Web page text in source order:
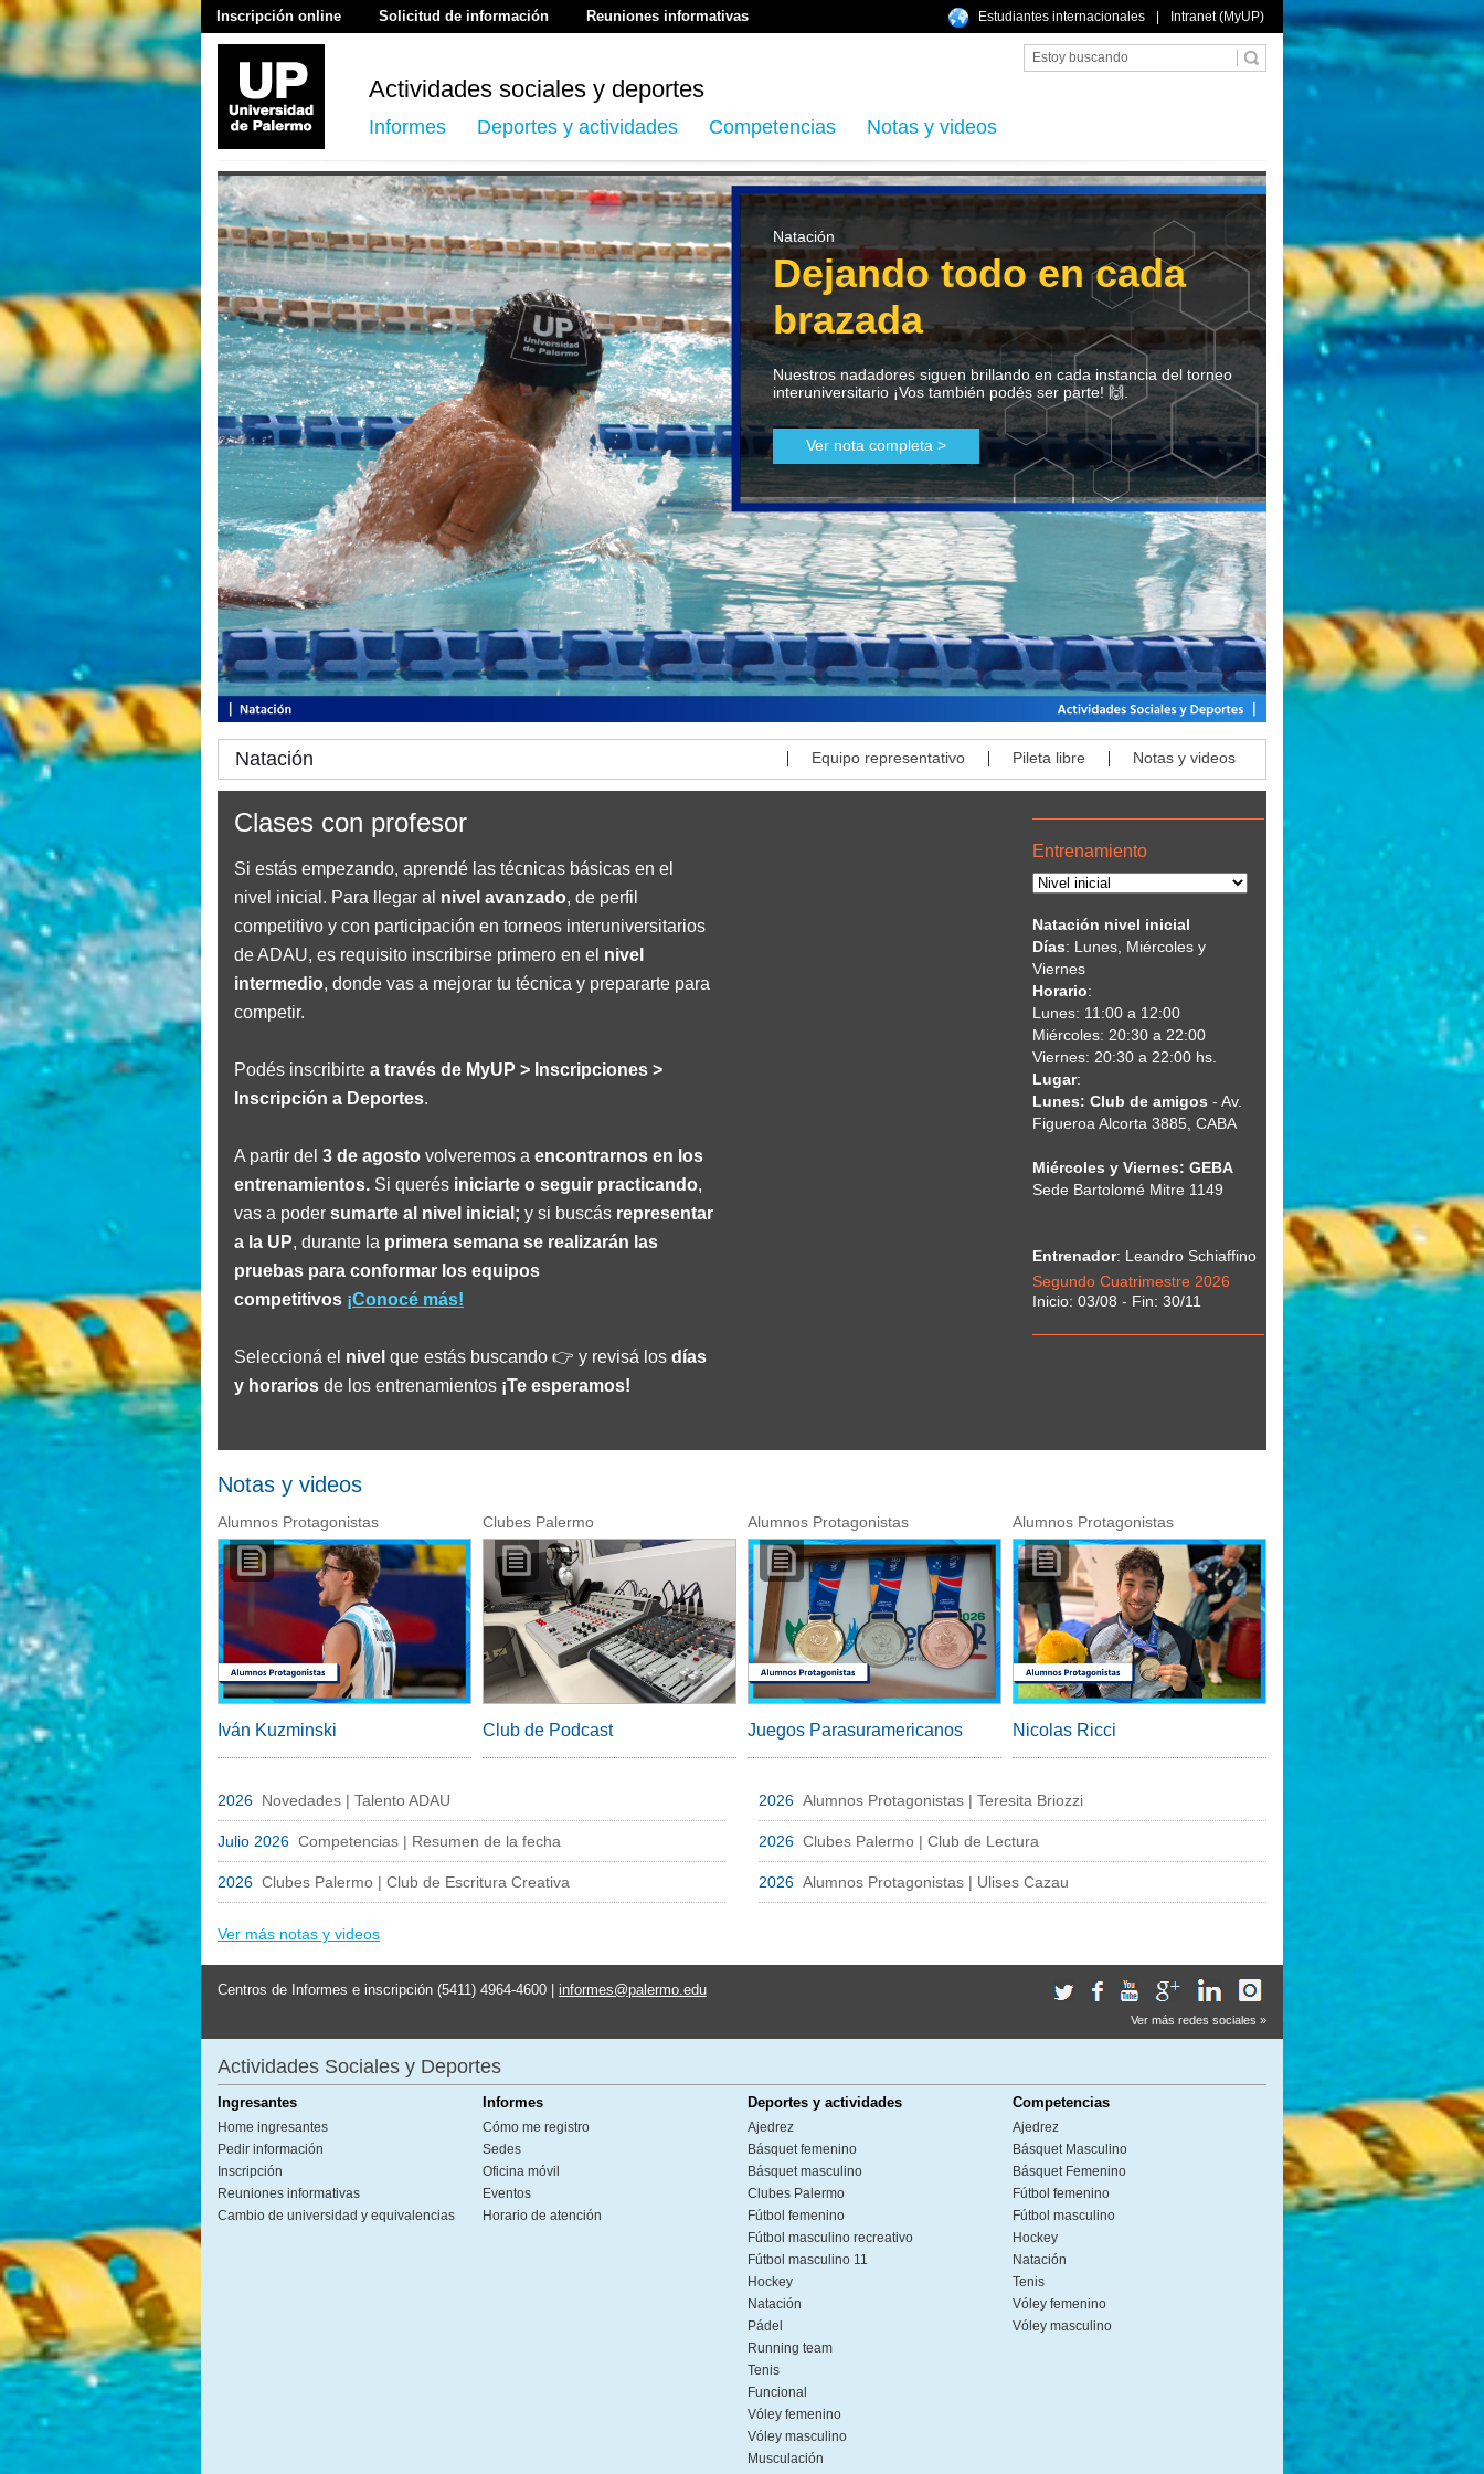
Inscripción online Solicitud de información Reuniones informativas Estudiantes internacionales Intranet (MyUP)
Actividades sociales y deportes
Informes Deportes y actividades Competencias Notas y videos
Natación
Dejando todo en cada
brazada
Nuestros nadadores siguen brillando en cada instancia del torneo
interuniversitario ¡Vos también podés ser parte! 🙌.
Ver nota completa >
Natación | Equipo representativo | Pileta libre | Notas y videos
Clases con profesor
Si estás empezando, aprendé las técnicas básicas en el
nivel inicial. Para llegar al nivel avanzado, de perfil
competitivo y con participación en torneos interuniversitarios
de ADAU, es requisito inscribirse primero en el nivel
intermedio, donde vas a mejorar tu técnica y prepararte para
competir.
Podés inscribirte a través de MyUP > Inscripciones >
Inscripción a Deportes.
A partir del 3 de agosto volveremos a encontrarnos en los
entrenamientos. Si querés iniciarte o seguir practicando,
vas a poder sumarte al nivel inicial; y si buscás representar
a la UP, durante la primera semana se realizarán las
pruebas para conformar los equipos
competitivos ¡Conocé más!
Seleccioná el nivel que estás buscando 👉 y revisá los días
y horarios de los entrenamientos ¡Te esperamos!
Entrenamiento
Natación nivel inicial
Días: Lunes, Miércoles y
Viernes
Horario:
Lunes: 11:00 a 12:00
Miércoles: 20:30 a 22:00
Viernes: 20:30 a 22:00 hs.
Lugar:
Lunes: Club de amigos - Av.
Figueroa Alcorta 3885, CABA
Miércoles y Viernes: GEBA
Sede Bartolomé Mitre 1149
Entrenador: Leandro Schiaffino
Segundo Cuatrimestre 2026
Inicio: 03/08 - Fin: 30/11
Notas y videos
Alumnos Protagonistas
Iván Kuzminski
Clubes Palermo
Club de Podcast
Alumnos Protagonistas
Juegos Parasuramericanos
Alumnos Protagonistas
Nicolas Ricci
2026 Novedades | Talento ADAU
Julio 2026 Competencias | Resumen de la fecha
2026 Clubes Palermo | Club de Escritura Creativa
Ver más notas y videos
2026 Alumnos Protagonistas | Teresita Briozzi
2026 Clubes Palermo | Club de Lectura
2026 Alumnos Protagonistas | Ulises Cazau
Centros de Informes e inscripción (5411) 4964-4600 | informes@palermo.edu
Ver más redes sociales »
Actividades Sociales y Deportes
Ingresantes
Home ingresantes
Pedir información
Inscripción
Reuniones informativas
Cambio de universidad y equivalencias
Informes
Cómo me registro
Sedes
Oficina móvil
Eventos
Horario de atención
Deportes y actividades
Ajedrez
Básquet femenino
Básquet masculino
Clubes Palermo
Fútbol femenino
Fútbol masculino recreativo
Fútbol masculino 11
Hockey
Natación
Pádel
Running team
Tenis
Funcional
Vóley femenino
Vóley masculino
Musculación
Competencias
Ajedrez
Básquet Masculino
Básquet Femenino
Fútbol femenino
Fútbol masculino
Hockey
Natación
Tenis
Vóley femenino
Vóley masculino